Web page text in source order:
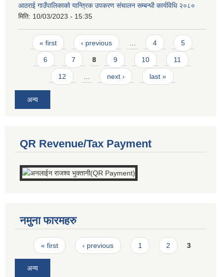
आठराई गाउँपालिकाको यान्त्रिक उपकरण संचालन सम्बन्धी कार्यविधि २०८०
मिति: 10/03/2023 - 15:35
Pages
« first ‹ previous … 4 5
6 7 8 9 10 11
12 … next › last »
अन्य
QR Revenue/Tax Payment
नमुना फारमहरु
Pages
« first ‹ previous 1 2 3
अन्य